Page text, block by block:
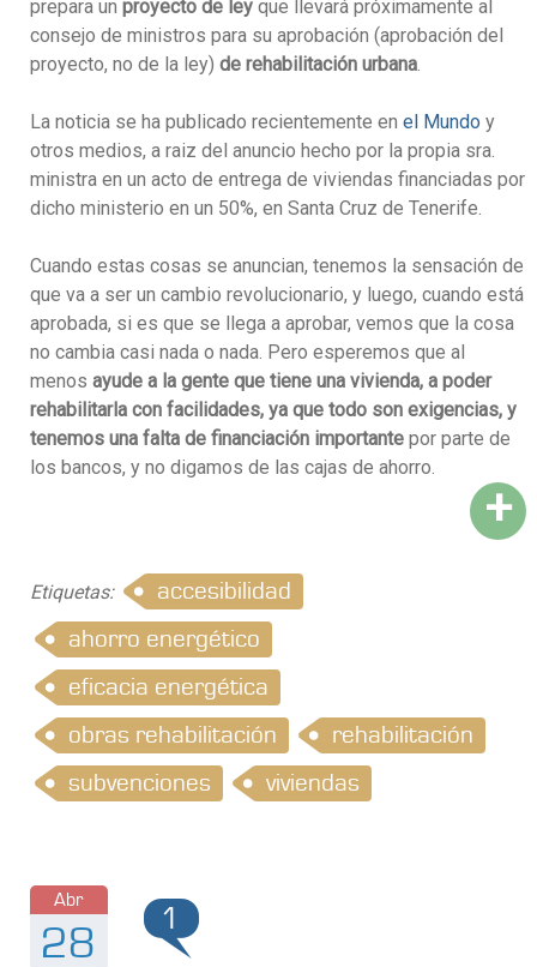
prepara un proyecto de leyque llevará próximamente al
consejo de ministros para su aprobación (aprobación del
proyecto, no de la ley) de rehabilitación urbana.
La noticia se ha publicado recientemente en el Mundo y
otros medios, a raiz del anuncio hecho por la propia sra.
ministra en un acto de entrega de viviendas financiadas por
dicho ministerio en un 50%, en Santa Cruz de Tenerife.
Cuando estas cosas se anuncian, tenemos la sensación de
que va a ser un cambio revolucionario, y luego, cuando está
aprobada, si es que se llega a aprobar, vemos que la cosa
no cambia casi nada o nada. Pero esperemos que al
menos ayude a la gente que tiene una vivienda, a poder
rehabilitarla con facilidades, ya que todo son exigencias, y
tenemos una falta de financiación importantepor parte de
los bancos, y no digamos de las cajas de ahorro.
+
Etiquetas:
accesibilidad
ahorro energético
eficacia energética
obras rehabilitación
rehabilitación
subvenciones
viviendas
Abr
28
1